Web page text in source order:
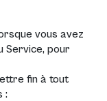
vous avez
Service, pour
fin à tout
: